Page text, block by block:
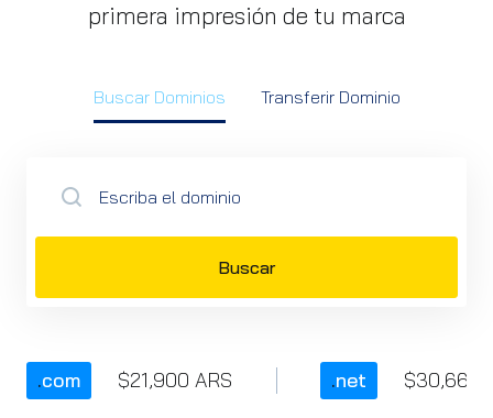
primera impresión de tu marca
Buscar Dominios Transferir Dominio
Buscar
.com $21,900 ARS .net $30,660